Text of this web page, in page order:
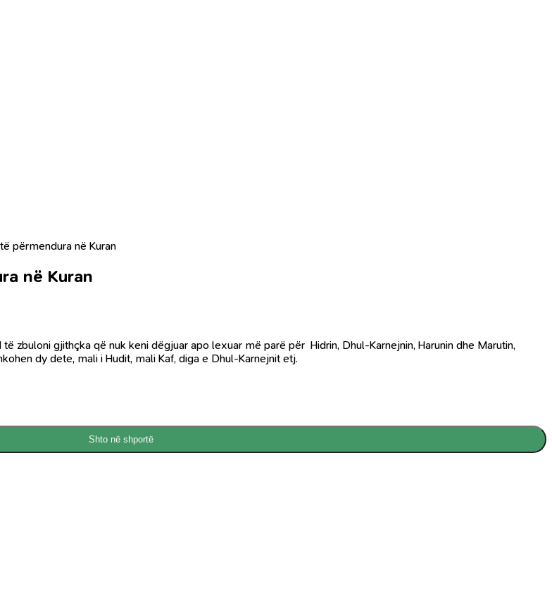
përmendura në Kuran
në Kuran
gjithçka që nuk keni dëgjuar apo lexuar më parë për Hidrin, Dhul-Karnejnin, Harunin dhe Marutin,
dy dete, mali i Hudit, mali Kaf, diga e Dhul-Karnejnit etj.
Shto në shportë